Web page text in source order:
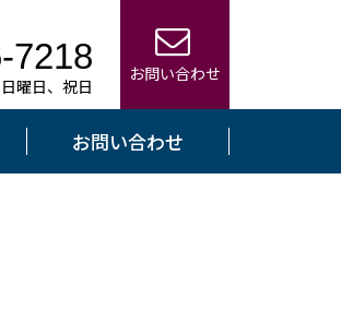
7218
曜日、祝日
お問い合わせ
お問い合わせ